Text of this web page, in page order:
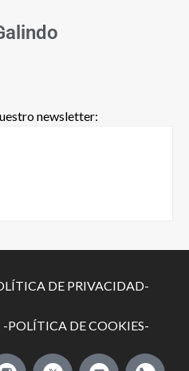
newsletter:
DE PRIVACIDAD-
-POLÍTICA DE COOKIES-